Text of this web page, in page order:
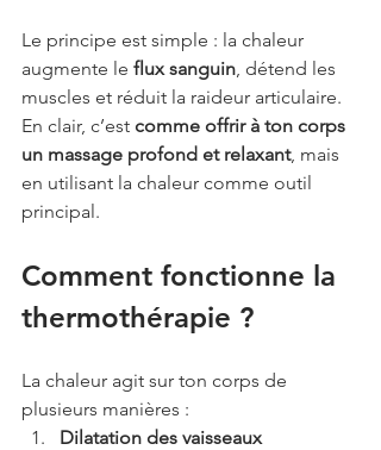
Le principe est simple : la chaleur
augmente le flux sanguin, détend les
muscles et réduit la raideur articulaire.
En clair, c’est comme offrir à ton corps
un massage profond et relaxant, mais
en utilisant la chaleur comme outil
principal.
Comment fonctionne la
thermothérapie ?
La chaleur agit sur ton corps de
plusieurs manières :
Dilatation des vaisseaux